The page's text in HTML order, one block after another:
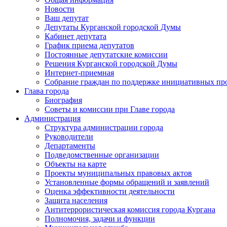
Новости
Ваш депутат
Депутаты Курганской городской Думы
Кабинет депутата
График приема депутатов
Постоянные депутатские комиссии
Решения Курганской городской Думы
Интернет-приемная
Собрание граждан по поддержке инициативных
Глава города
Биография
Советы и комиссии при Главе города
Администрация
Структура администрации города
Руководители
Департаменты
Подведомственные организации
Объекты на карте
Проекты муниципальных правовых актов
Установленные формы обращений и заявлений
Оценка эффективности деятельности
Защита населения
Антитеррористическая комиссия города Кургана
Полномочия, задачи и функции